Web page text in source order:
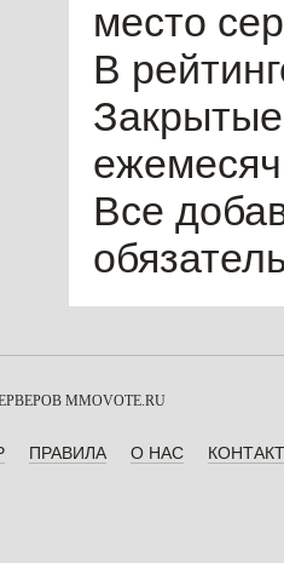
место
В
Все
MMOVOTE.RU
ПРАВИЛА О НАС